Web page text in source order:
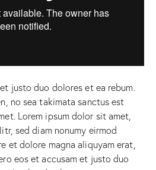
justo duo dolores et ea rebum.
no sea takimata sanctus est
Lorem ipsum dolor sit amet,
sed diam nonumy eirmod
et dolore magna aliquyam erat,
eos et accusam et justo duo